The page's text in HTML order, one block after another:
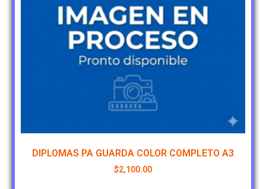
DIPLOMAS PA GUARDA COLOR COMPLETO A3
$2,100.00